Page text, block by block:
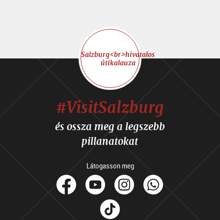
Salzburg<br>hivatalos
útikalauza
#VisitSalzburg
és ossza meg a legszebb
pillanatokat
Látogasson meg
facebook
YoutubeInstagram
Tik